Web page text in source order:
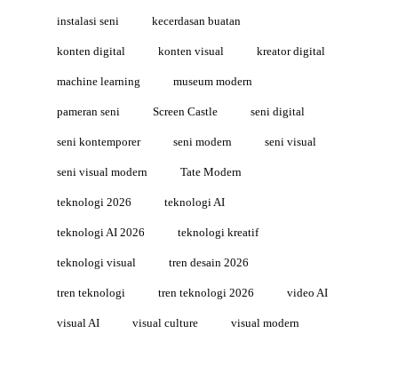
instalasi seni kecerdasan buatan
konten digital konten visual kreator digital
machine learning museum modern
pameran seni Screen Castle seni digital
seni kontemporer seni modern seni visual
seni visual modern Tate Modern
teknologi 2026 teknologi AI
teknologi AI 2026 teknologi kreatif
teknologi visual tren desain 2026
tren teknologi tren teknologi 2026 video AI
visual AI visual culture visual modern